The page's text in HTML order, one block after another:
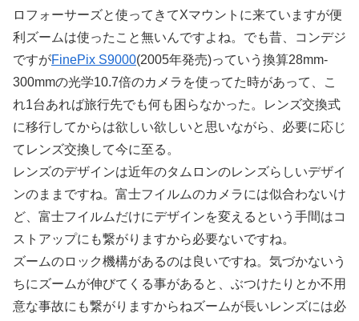
ロフォーサーズと使ってきてXマウントに来ていますが便
利ズームは使ったこと無いんですよね。でも昔、コンデジ
ですがFinePix S9000(2005年発売)っていう換算28mm-
300mmの光学10.7倍のカメラを使ってた時があって、こ
れ1台あれば旅行先でも何も困らなかった。レンズ交換式
に移行してからは欲しい欲しいと思いながら、必要に応じ
てレンズ交換して今に至る。
レンズのデザインは近年のタムロンのレンズらしいデザイ
ンのままですね。富士フイルムのカメラには似合わないけ
ど、富士フイルムだけにデザインを変えるという手間はコ
ストアップにも繋がりますから必要ないですね。
ズームのロック機構があるのは良いですね。気づかないう
ちにズームが伸びてくる事があると、ぶつけたりとか不用
意な事故にも繋がりますからねズームが長いレンズには必